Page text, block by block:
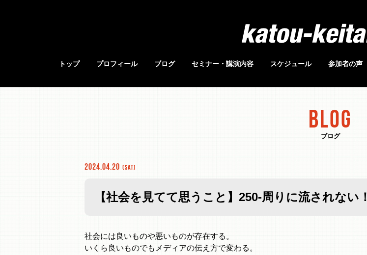
トップ プロフィール ブログ セミナー・講演内容 スケジュール 参加者の声
BLOG
ブログ
2024.04.20 (Sat)
【社会を見てて思うこと】250-周りに流されない！
社会には良いものや悪いものが存在する。
いくら良いものでもメディアの伝え方で変わる。